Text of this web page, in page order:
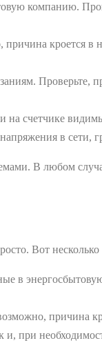
компанию.
кроется в
Проверьте,
на счетчике
в сети,
В любом
Вот несколько
в
причина
при